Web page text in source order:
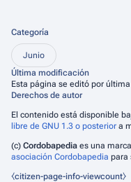
Categoría
Junio
Última modificación
Esta página se editó por
Derechos de autor
El contenido está disponible
libre de GNU 1.3 o posterior a
(c) Cordobapedia es una
asociación Cordobapedia para
⧼citizen-page-info-viewcount⧽